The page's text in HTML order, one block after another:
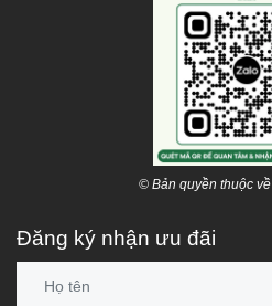
© Bản quyền thuộc về
Đăng ký nhận ưu đãi